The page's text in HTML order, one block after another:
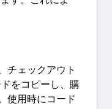
チェックアウト
をコピーし、購
使用時にコード